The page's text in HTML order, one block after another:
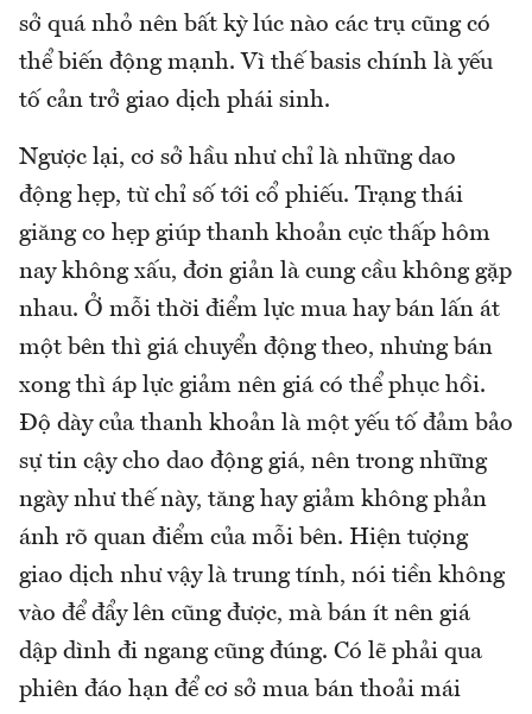
sở quá nhỏ nên bất kỳ lúc nào các trụ cũng có
thể biến động mạnh. Vì thế basis chính là yếu
tố cản trở giao dịch phái sinh.
Ngược lại, cơ sở hầu như chỉ là những dao
động hẹp, từ chỉ số tới cổ phiếu. Trạng thái
giăng co hẹp giúp thanh khoản cực thấp hôm
nay không xấu, đơn giản là cung cầu không gặp
nhau. Ở mỗi thời điểm lực mua hay bán lấn át
một bên thì giá chuyển động theo, nhưng bán
xong thì áp lực giảm nên giá có thể phục hồi.
Độ dày của thanh khoản là một yếu tố đảm bảo
sự tin cậy cho dao động giá, nên trong những
ngày như thế này, tăng hay giảm không phản
ánh rõ quan điểm của mỗi bên. Hiện tượng
giao dịch như vậy là trung tính, nói tiền không
vào để đẩy lên cũng được, mà bán ít nên giá
dập dình đi ngang cũng đúng. Có lẽ phải qua
phiên đáo hạn để cơ sở mua bán thoải mái